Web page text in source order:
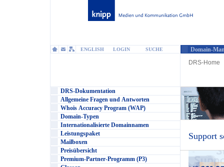
ENGLISH LOGIN SUCHE
Domain-
DRS-Home
DRS-Dokumentation
Allgemeine Fragen und Antworten
Whois Accuracy Program (WAP)
Domain-Typen
Internationalisierte Domainnamen
Leistungspaket
Mailboxen
Preisübersicht
Premium-Partner-Programm (P3)
Support